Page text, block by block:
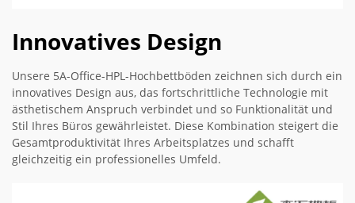
Innovatives Design
Unsere 5A-Office-HPL-Hochbettböden zeichnen sich durch ein
innovatives Design aus, das fortschrittliche Technologie mit
ästhetischem Anspruch verbindet und so Funktionalität und
Stil Ihres Büros gewährleistet. Diese Kombination steigert die
Gesamtproduktivität Ihres Arbeitsplatzes und schafft
gleichzeitig ein professionelles Umfeld.